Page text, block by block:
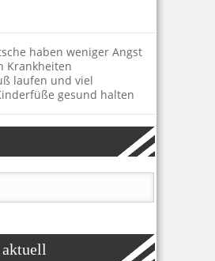
haben weniger Angst
Krankheiten
laufen und viel
gesund halten